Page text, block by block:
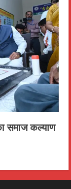
समाज कल्याण